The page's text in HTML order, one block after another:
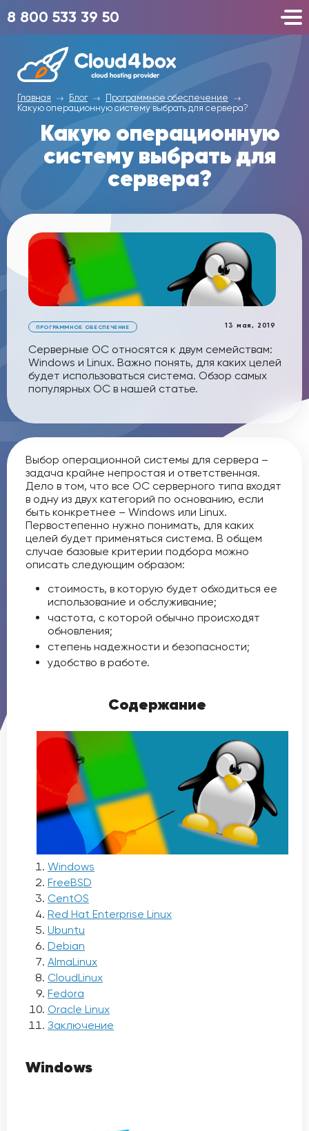
8 800 533 39 50
Главная Блог
Программное обеспечение
Какую операционную систему выбрать для сервера?
Какую операционную
систему выбрать для
сервера?
13 мая, 2019
ПРОГРАММНОЕ ОБЕСПЕЧЕНИЕ
Серверные ОС относятся к двум семействам:
Windows и Linux. Важно понять, для каких целей
будет использоваться система. Обзор самых
популярных ОС в нашей статье.
Выбор операционной системы для сервера –
задача крайне непростая и ответственная.
Дело в том, что все ОС серверного типа входят
в одну из двух категорий по основанию, если
быть конкретнее – Windows или Linux.
Первостепенно нужно понимать, для каких
целей будет применяться система. В общем
случае базовые критерии подбора можно
описать следующим образом:
стоимость, в которую будет обходиться ее
использование и обслуживание;
частота, с которой обычно происходят
обновления;
степень надежности и безопасности;
удобство в работе.
Содержание
Windows
FreeBSD
CentOS
Red Hat Enterprise Linux
Ubuntu
Debian
AlmaLinux
CloudLinux
Fedora
Oracle Linux
Заключение
Windows